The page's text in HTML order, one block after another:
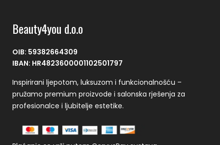
Beauty4you d.o.o
OIB: 59382664309
IBAN: HR4823600001102501797
Inspirirani ljepotom, luksuzom i funkcionalnošću –
pružamo premium proizvode i salonska rješenja za
profesionalce i ljubitelje estetike.